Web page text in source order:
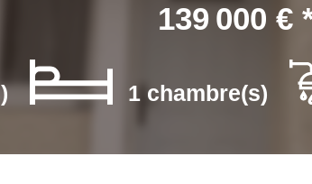
139 000 €
1 chambre(s)